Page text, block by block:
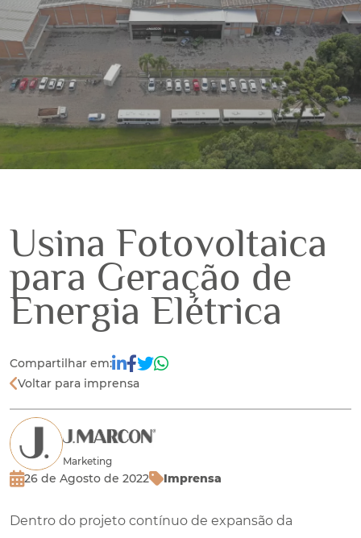
Usina Fotovoltaica
para Geração de
Energia Elétrica
Compartilhar em:
Voltar para imprensa
Marketing
26 de Agosto de 2022 Imprensa
Dentro do projeto contínuo de expansão da